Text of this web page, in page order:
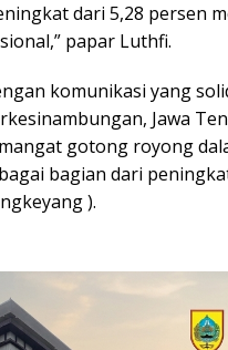
dari 5,28 persen
papar Luthfi.
komunikasi yang
Jawa
gotong royong
bagian dari
).